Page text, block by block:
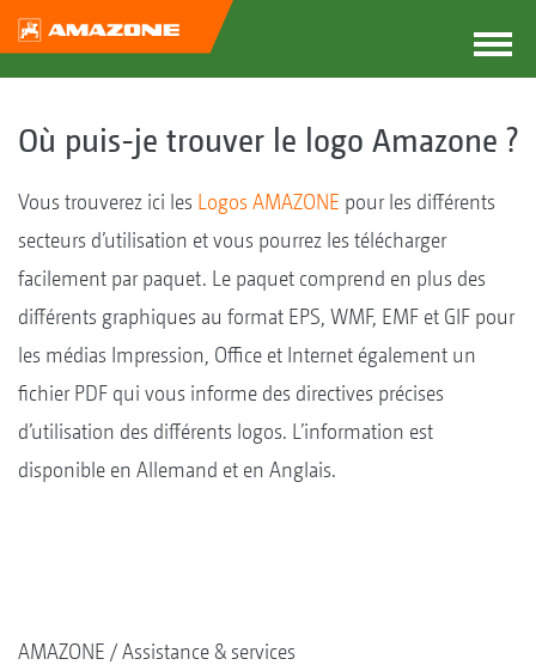
Où puis-je trouver le logo Amazone ?
Vous trouverez ici les Logos AMAZONE pour les différents
secteurs d’utilisation et vous pourrez les télécharger
facilement par paquet. Le paquet comprend en plus des
différents graphiques au format EPS, WMF, EMF et GIF pour
les médias Impression, Office et Internet également un
fichier PDF qui vous informe des directives précises
d’utilisation des différents logos. L’information est
disponible en Allemand et en Anglais.
AMAZONE Assistance & services